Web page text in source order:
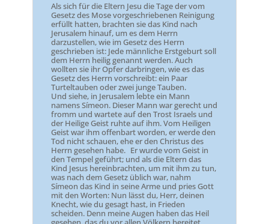
Als sich für die Eltern Jesu die Tage der vom
Gesetz des Mose vorgeschriebenen Reinigung
erfüllt hatten, brachten sie das Kind nach
Jerusalem hinauf, um es dem Herrn
darzustellen, wie im Gesetz des Herrn
geschrieben ist: Jede männliche Erstgeburt soll
dem Herrn heilig genannt werden. Auch
wollten sie ihr Opfer darbringen, wie es das
Gesetz des Herrn vorschreibt: ein Paar
Turteltauben oder zwei junge Tauben.
Und siehe, in Jerusalem lebte ein Mann
namens Símeon. Dieser Mann war gerecht und
fromm und wartete auf den Trost Israels und
der Heilige Geist ruhte auf ihm. Vom Heiligen
Geist war ihm offenbart worden, er werde den
Tod nicht schauen, ehe er den Christus des
Herrn gesehen habe. Er wurde vom Geist in
den Tempel geführt; und als die Eltern das
Kind Jesus hereinbrachten, um mit ihm zu tun,
was nach dem Gesetz üblich war, nahm
Símeon das Kind in seine Arme und pries Gott
mit den Worten: Nun lässt du, Herr, deinen
Knecht, wie du gesagt hast, in Frieden
scheiden. Denn meine Augen haben das Heil